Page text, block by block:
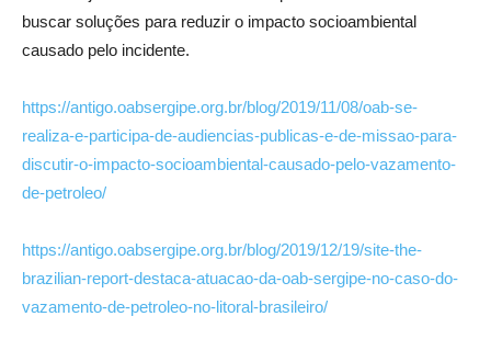
buscar soluções para reduzir o impacto socioambiental
causado pelo incidente.
https://antigo.oabsergipe.org.br/blog/2019/11/08/oab-se-
realiza-e-participa-de-audiencias-publicas-e-de-missao-para-
discutir-o-impacto-socioambiental-causado-pelo-vazamento-
de-petroleo/
https://antigo.oabsergipe.org.br/blog/2019/12/19/site-the-
brazilian-report-destaca-atuacao-da-oab-sergipe-no-caso-do-
vazamento-de-petroleo-no-litoral-brasileiro/